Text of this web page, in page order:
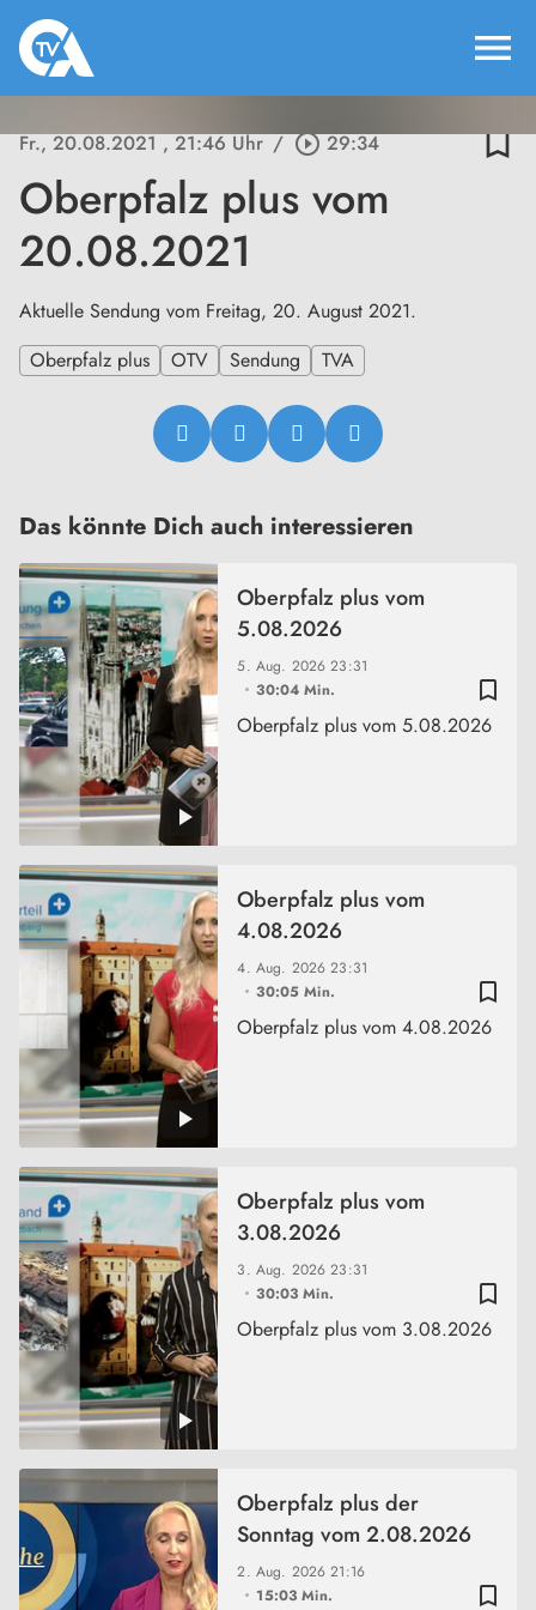
menu
Fr., 20.08.2021, 21:46 Uhr / play_circle_outline29:34 bookmark_border
Oberpfalz plus vom
20.08.2021
Aktuelle Sendung vom Freitag, 20. August 2021.
Oberpfalz plus
OTV Sendung TVA
Das könnte Dich auch interessieren
bookmark_border
5. Aug. 202623:31
30:04 Min.
Oberpfalz plus vom
5.08.2026
Oberpfalz plus vom 5.08.2026
bookmark_border
4. Aug. 202623:31
30:05 Min.
Oberpfalz plus vom
4.08.2026
Oberpfalz plus vom 4.08.2026
bookmark_border
3. Aug. 202623:31
30:03 Min.
Oberpfalz plus vom
3.08.2026
Oberpfalz plus vom 3.08.2026
bookmark_border
2. Aug. 202621:16
15:03 Min.
Oberpfalz plus der
Sonntag vom 2.08.2026